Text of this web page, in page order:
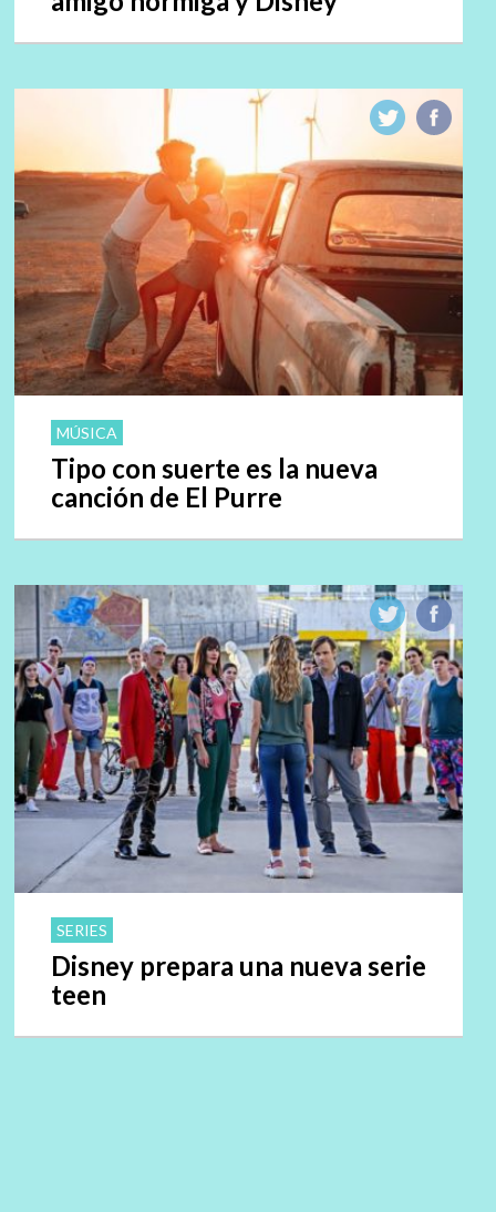
MÚSICA
Tipo con suerte es la nueva
canción de El Purre
SERIES
Disney prepara una nueva serie
teen